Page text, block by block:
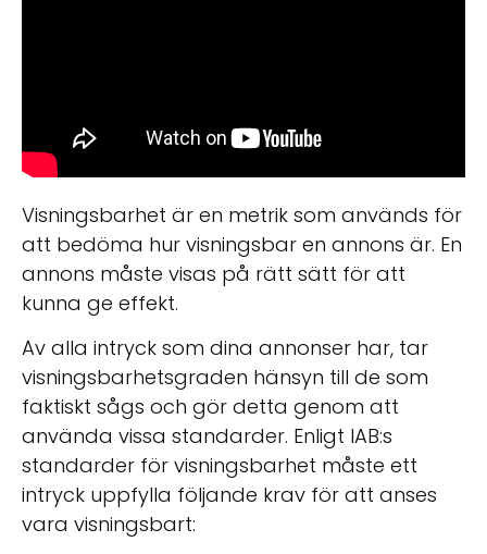
Visningsbarhet är en metrik som används för
att bedöma hur visningsbar en annons är. En
annons måste visas på rätt sätt för att
kunna ge effekt.
Av alla intryck som dina annonser har, tar
visningsbarhetsgraden hänsyn till de som
faktiskt sågs och gör detta genom att
använda vissa standarder. Enligt IAB:s
standarder för visningsbarhet måste ett
intryck uppfylla följande krav för att anses
vara visningsbart: